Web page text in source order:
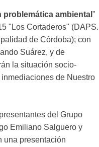
problemática ambiental "
"Los Cortaderos" (DAPS.
de Córdoba); con
Suárez, y de
la situación socio-
de Nuestro
del Grupo
Emiliano Salguero y
una presentación